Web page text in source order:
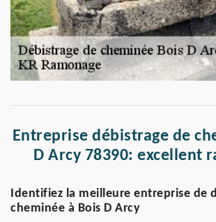
Entreprise débistrage de
D Arcy 78390: excellent
Identifiez la meilleure entreprise de
cheminée à Bois D Arcy